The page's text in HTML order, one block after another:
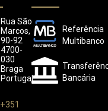
Rua São
Marcos,
90-92
4700-
030
Braga
Portugal
+351
Referência
Multibanco
Bancária